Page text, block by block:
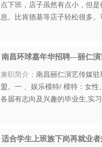
点下班，店子虽然有点小，但
息。比肯德基等店子轻松很多
南昌环球嘉年华招聘—丽仁演
兼职简介： 南昌丽仁演艺传媒
盟。一 、娱乐模特/ 模特：女
各届有志向及兴趣的毕业生,实
适合学生上班族下岗再就业者